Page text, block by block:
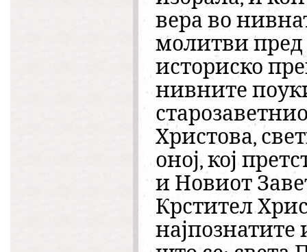
вера во
молитви пред
историско
нивните
Христова,
оној, кој
и Новиот
Крстител
најпознатите